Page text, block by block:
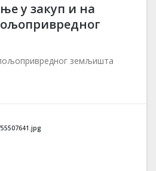
у закуп и на
земљишта